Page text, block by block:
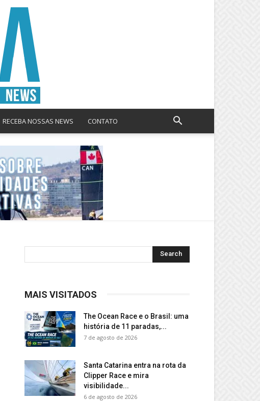
RECEBA NOSSAS NEWS CONTATO
MAIS VISITADOS
The Ocean Race e o Brasil: uma
história de 11 paradas,...
7 de agosto de 2026
Santa Catarina entra na rota da
Clipper Race e mira
visibilidade...
6 de agosto de 2026